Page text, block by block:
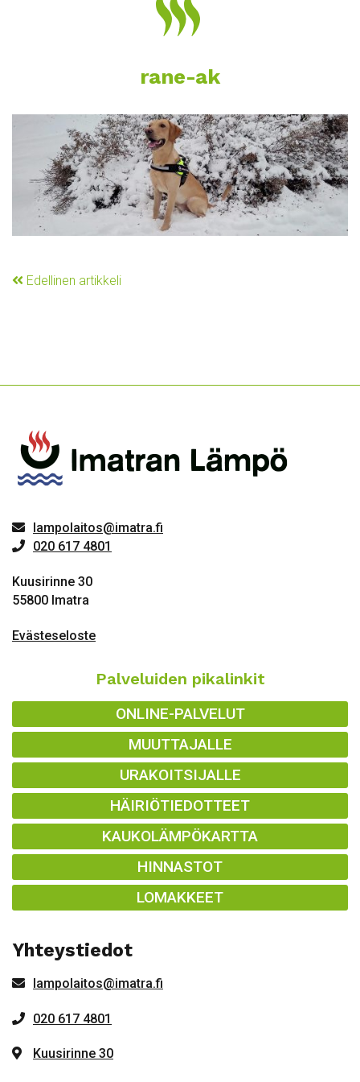
rane-ak
Edellinen artikkeli
lampolaitos@imatra.fi
020 617 4801
Kuusirinne 30
55800 Imatra
Evästeseloste
Palveluiden pikalinkit
ONLINE-PALVELUT
MUUTTAJALLE
URAKOITSIJALLE
HÄIRIÖTIEDOTTEET
KAUKOLÄMPÖKARTTA
HINNASTOT
LOMAKKEET
Yhteystiedot
lampolaitos@imatra.fi
020 617 4801
Kuusirinne 30